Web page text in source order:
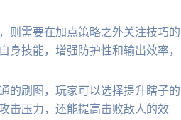
则需要在加点策略之外关注技巧的
技能，增强防护性和输出效率，
的刷图，玩家可以选择提升瞎子的
击压力，还能提高击败敌人的效